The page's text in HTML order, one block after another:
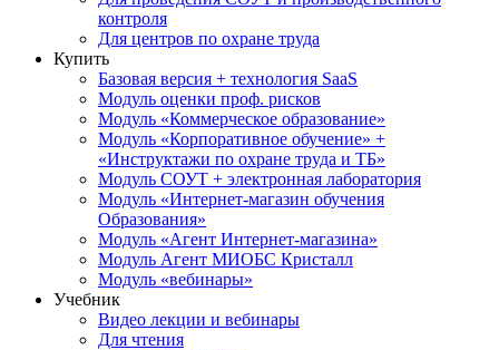
контроля
Для центров по охране труда
Купить
Базовая версия + технология SaaS
Модуль оценки проф. рисков
Модуль «Коммерческое образование»
Модуль «Корпоративное обучение» +
«Инструктажи по охране труда и ТБ»
Модуль СОУТ + электронная лаборатория
Модуль «Интернет-магазин обучения
Образования»
Модуль «Агент Интернет-магазина»
Модуль Агент МИОБС Кристалл
Модуль «вебинары»
Учебник
Видео лекции и вебинары
Для чтения